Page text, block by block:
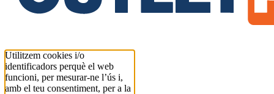
Utilitzem cookies i/o
identificadors perquè el web
funcioni, per mesurar-ne l’ús i,
amb el teu consentiment, per a la